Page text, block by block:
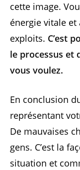
cette image.
énergie vitale
exploits. C’est
le processus et
vous voulez.
En conclusion
représentant
De mauvaises
gens. C’est la
situation et